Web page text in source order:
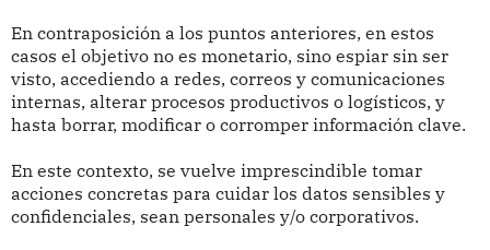
En contraposición a los puntos anteriores, en estos
casos el objetivo no es monetario, sino espiar sin ser
visto, accediendo a redes, correos y comunicaciones
internas, alterar procesos productivos o logísticos, y
hasta borrar, modificar o corromper información clave.
En este contexto, se vuelve imprescindible tomar
acciones concretas para cuidar los datos sensibles y
confidenciales, sean personales y/o corporativos.